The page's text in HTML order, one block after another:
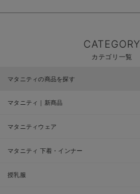
CATEGORY
カテゴリ一覧
マタニティの商品を探す
マタニティ｜新商品
マタニティウェア
マタニティ 下着・インナー
授乳服